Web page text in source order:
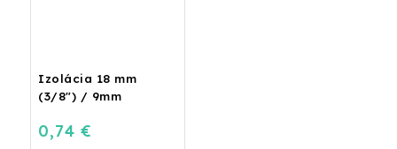
Izolácia 18 mm
(3/8") / 9mm
0,74 €